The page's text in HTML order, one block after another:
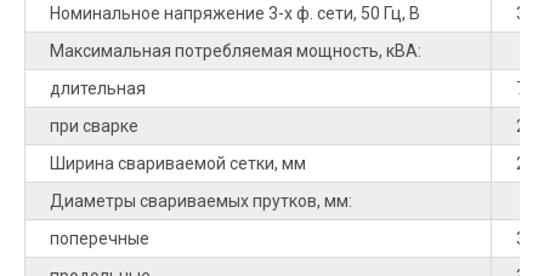
Номинальное напряжение 3-х ф. сети, 50 Гц, В
380
Максимальная потребляемая мощность, кВА:
длительная
70
при сварке
200
Ширина свариваемой сетки, мм
Диаметры свариваемых прутков, мм:
поперечные